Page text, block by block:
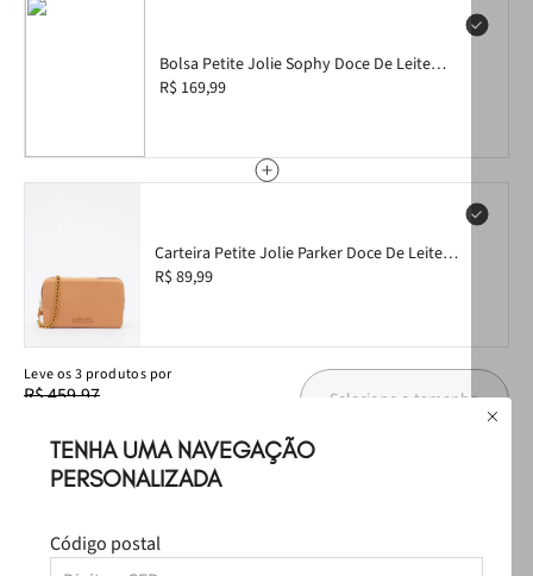
TENHA UMA NAVEGAÇÃO
PERSONALIZADA
Código postal
Bolsa Petite Jolie Sophy Doce De Leite
PJ10980
R$ 169,99
Carteira Petite Jolie Parker Doce De Leite
PJ20300
R$ 89,99
Leveos3 produtos por
R$ 459,97 Selecione o tamanho
Produtos Sugeridos